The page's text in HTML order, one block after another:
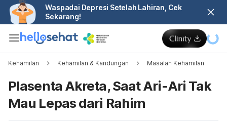
Waspadai Depresi Setelah Lahiran, Cek
Sekarang!
Kehamilan Kehamilan & Kandungan Masalah Kehamilan
Plasenta Akreta, Saat Ari-Ari Tak
Mau Lepas dari Rahim